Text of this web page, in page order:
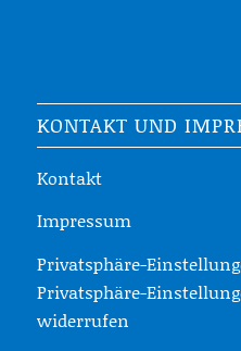
KONTAKT UND
Kontakt
Impressum
Privatsphäre-
Privatsphäre-
widerrufen